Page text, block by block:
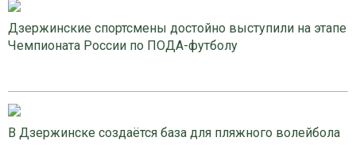
Дзержинские спортсмены достойно выступили на этапе
Чемпионата России по ПОДА-футболу
В Дзержинске создаётся база для пляжного волейбола